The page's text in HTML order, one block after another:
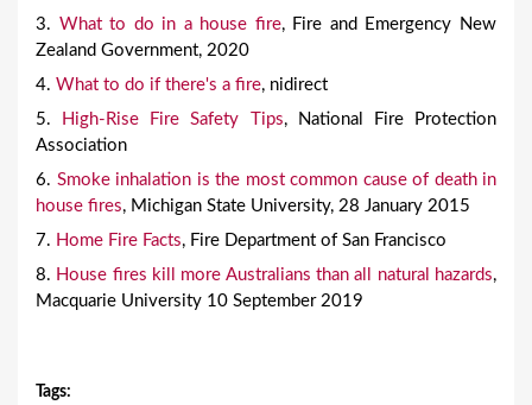
3. What to do in a house fire, Fire and Emergency New
Zealand Government, 2020
4. What to do if there's a fire, nidirect
5.
High-Rise Fire Safety Tips, National Fire Protection
Association
6. Smoke inhalation is the most common cause of death in
house fires, Michigan State University, 28 January 2015
7. Home Fire Facts, Fire Department of San Francisco
8. House fires kill more Australians than all natural hazards,
Macquarie University 10 September 2019
Tags: